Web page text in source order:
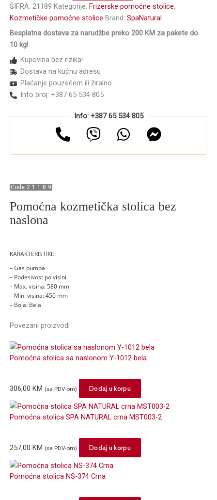
Y-
882
količina
ŠIFRA: 21189 Kategorije: Frizerske pomoćne stolice,
Kozmetičke pomoćne stolice Brand: SpaNatural
Besplatna dostava za narudžbe preko 200 KM za pakete do
10 kg!
Kupovina bez rizika!
Dostava na kućnu adresu
Plaćanje pouzećem ili žiralno
Info broj: +387 65 534 805
Info: +387 65 534 805
Code 2 1 1 8 9
Pomoćna kozmetička stolica bez
naslona
KARAKTERISTIKE:
– Gas pumpa
– Podesivost po visini
– Max. visina: 580 mm
– Min. visina: 450 mm
– Boja: Bela
Povezani proizvodi
Pomoćna stolica sa naslonom Y-1012 bela
306,00 KM (sa PDV-om) Dodaj u korpu
Pomoćna stolica SPA NATURAL crna MST003-2
257,00 KM (sa PDV-om) Dodaj u korpu
Pomoćna stolica NS-374 Crna